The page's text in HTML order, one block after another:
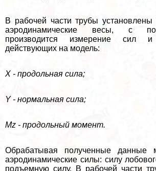
В рабочей части трубы установлены
аэродинамические весы, с
производится измерение сил
действующих на модель:
Х - продольная сила;
Y - нормальная сила;
Mz - продольный момент.
Обpaбатывая полученные данные
аэродинамические силы: силу
подъемную силу. В рабочей части